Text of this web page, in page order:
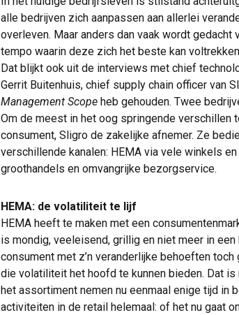
alle bedrijven zich aanpassen aan allerlei
overleven. Maar anders dan vaak wordt
tempo waarin deze zich het beste kan
Dat blijkt ook uit de interviews met chief
Gerrit Buitenhuis, chief supply chain officer van
Management Scope heb gehouden. Twee
Om de meest in het oog springende verschillen
consument, Sligro de zakelijke afnemer. Ze
verschillende kanalen: HEMA via vele winkels
groothandels en omvangrijke bezorgservice.
HEMA: de volatiliteit te lijf
HEMA heeft te maken met een
is mondig, veeleisend, grillig en niet meer in
consument met z’n veranderlijke behoeften
die volatiliteit het hoofd te kunnen bieden. Dat
het assortiment nemen nu eenmaal enige tijd in
activiteiten in de retail helemaal: of het nu gaat